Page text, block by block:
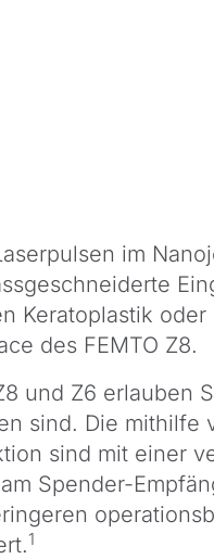
im
Keratoplastik
des FEMTO Z8.
und Z6
sind. Die
sind mit einer
Spender-
1